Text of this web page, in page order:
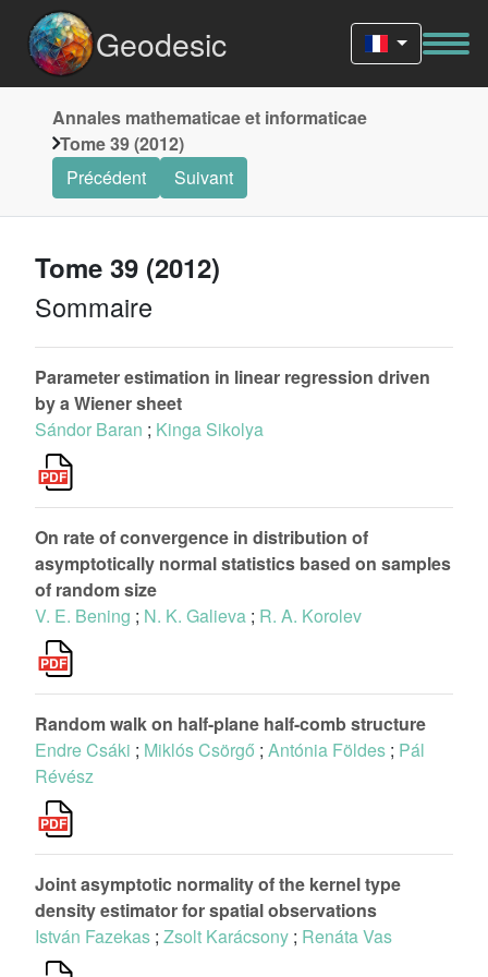
Geodesic
Annales mathematicae et informaticae
Tome 39 (2012)
Précédent
Suivant
Tome 39 (2012)
Sommaire
Parameter estimation in linear regression driven
by a Wiener sheet
Sándor Baran ; Kinga Sikolya
On rate of convergence in distribution of
asymptotically normal statistics based on samples
of random size
V. E. Bening ; N. K. Galieva ; R. A. Korolev
Random walk on half-plane half-comb structure
Endre Csáki ; Miklós Csörgő ; Antónia Földes ; Pál
Révész
Joint asymptotic normality of the kernel type
density estimator for spatial observations
István Fazekas ; Zsolt Karácsony ; Renáta Vas